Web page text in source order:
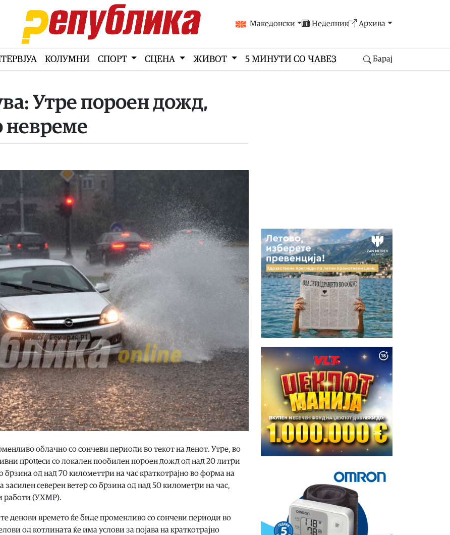
Македонски Неделник Архива
КОЛУМНИ СПОРТ СЦЕНА ЖИВОТ 5 МИНУТИ СО ЧАВЕЗ Барај
Утре пороен дожд,
невреме
облачно со сончеви периоди во текот на денот. Утре, во
процеси со локален пообилен пороен дожд од над 20 литри
брзина од над 70 километтри на час краткотрајно во форма на
северен ветер со брзина од над 50 километри на час,
работи (УХМР).
денови времето ќе биде променливо со сончеви периоди во
од котлината ќе има услови за појава на краткотрајно